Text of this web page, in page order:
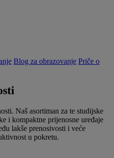
Blog za obrazovanje Priče o
Naš asortiman za te studijske
i kompaktne prijenosne uređaje
lakše prenosivosti i veće
u pokretu.